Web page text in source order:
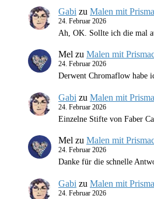
Gabi zu Malen mit
24. Februar 2026
Ah, OK. Sollte ich die mal
Mel zu Malen mit
24. Februar 2026
Derwent Chromaflow habe
Gabi zu Malen mit
24. Februar 2026
Einzelne Stifte von Faber
Mel zu Malen mit
24. Februar 2026
Danke für die schnelle
Gabi zu Malen mit
24. Februar 2026